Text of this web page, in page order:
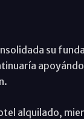
su
alquilado,